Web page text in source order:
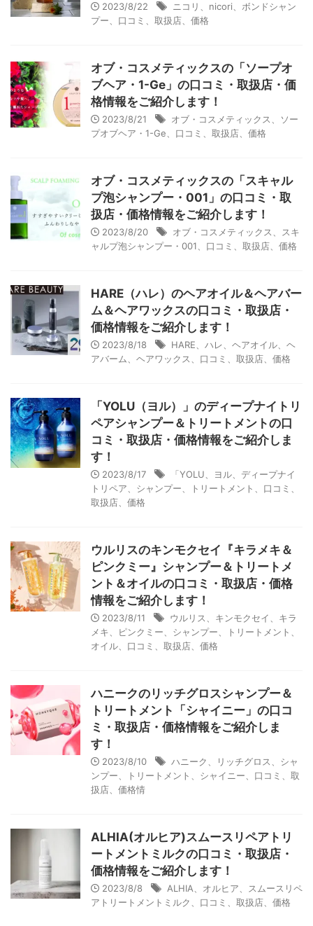
2023/8/22
ニコリ、nicori、ボンドシャン
プー、口コミ、取扱店、価格
オブ・コスメティックスの「ソープオ
ブヘア・1-Ge」の口コミ・取扱店・価
格情報をご紹介します！
2023/8/21
オブ・コスメティックス、ソー
プオブヘア・1-Ge、口コミ、取扱店、価格
オブ・コスメティックスの「スキャル
プ泡シャンプー・001」の口コミ・取
扱店・価格情報をご紹介します！
2023/8/20
オブ・コスメティックス、スキ
ャルプ泡シャンプー・001、口コミ、取扱店、価格
HARE（ハレ）のヘアオイル＆ヘアバー
ム＆ヘアワックスの口コミ・取扱店・
価格情報をご紹介します！
2023/8/18
HARE、ハレ、ヘアオイル、ヘ
アバーム、ヘアワックス、口コミ、取扱店、価格
「YOLU（ヨル）」のディープナイトリ
ペアシャンプー＆トリートメントの口
コミ・取扱店・価格情報をご紹介しま
す！
2023/8/17
「YOLU、ヨル、ディープナイ
トリペア、シャンプー、トリートメント、口コミ、
取扱店、価格
ウルリスのキンモクセイ『キラメキ＆
ピンクミー』シャンプー＆トリートメ
ント＆オイルの口コミ・取扱店・価格
情報をご紹介します！
2023/8/11
ウルリス、キンモクセイ、キラ
メキ、ピンクミー、シャンプー、トリートメント、
オイル、口コミ、取扱店、価格
ハニークのリッチグロスシャンプー＆
トリートメント「シャイニー」の口コ
ミ・取扱店・価格情報をご紹介しま
す！
2023/8/10
ハニーク、リッチグロス、シャ
ンプー、トリートメント、シャイニー、口コミ、取
扱店、価格情
ALHIA(オルヒア)スムースリペアトリ
ートメントミルクの口コミ・取扱店・
価格情報をご紹介します！
2023/8/8
ALHIA、オルヒア、スムースリペ
アトリートメントミルク、口コミ、取扱店、価格